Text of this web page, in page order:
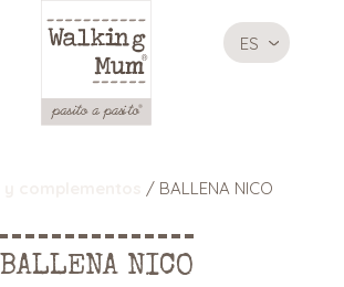
ES
/ BALLENA NICO
BALLENA NICO